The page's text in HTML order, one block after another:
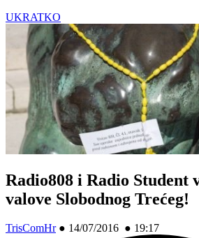
UKRATKO
Radio808 i Radio Student
valove Slobodnog Trećeg!
TrisComHr● 14/07/2016 ● 19:17